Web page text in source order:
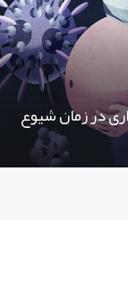
در زمان شیوع